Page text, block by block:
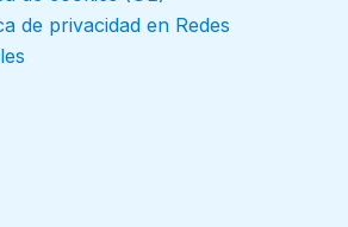
de privacidad en Redes